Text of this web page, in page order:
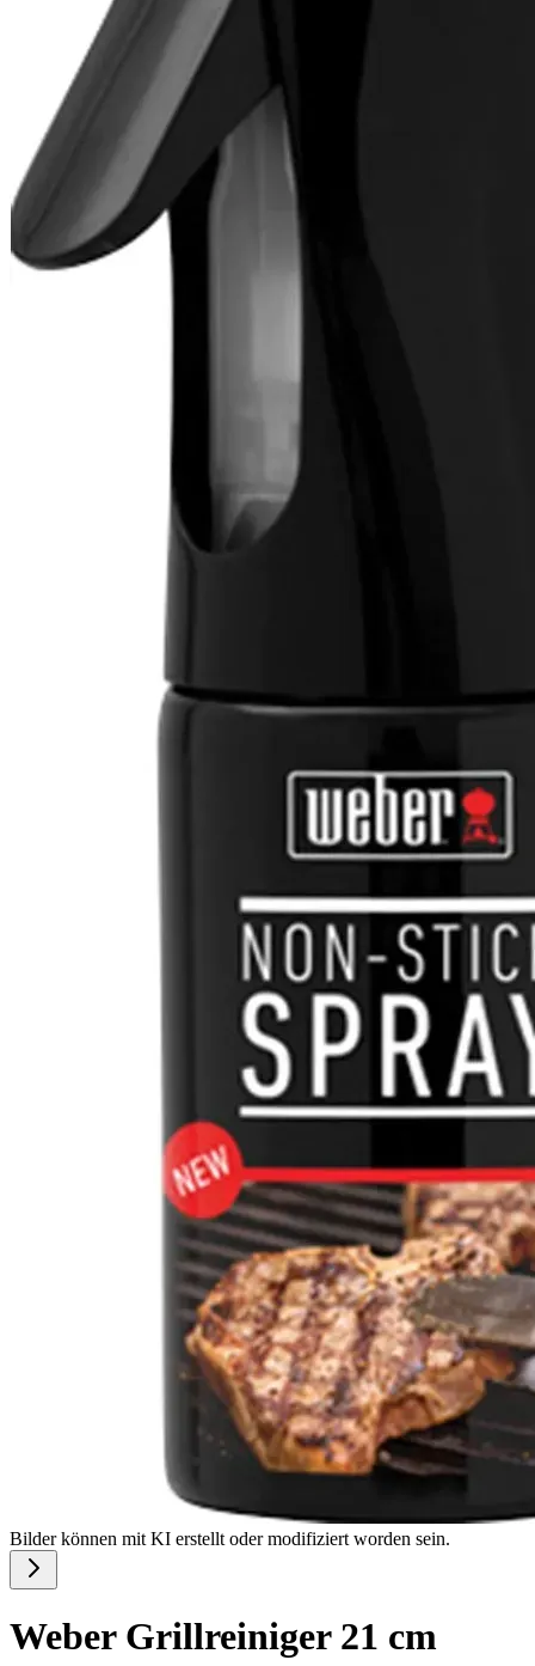
Bilder können mit KI erstellt oder modifiziert worden sein.
Weber Grillreiniger 21 cm